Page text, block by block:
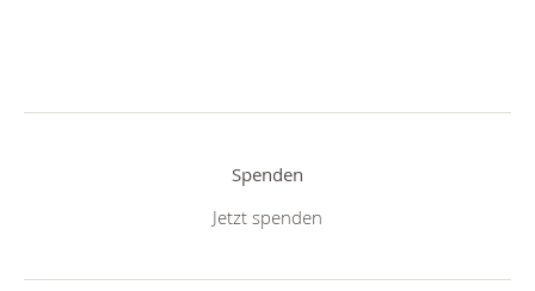
Spenden
Jetzt spenden